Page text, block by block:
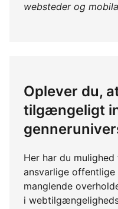
websteder og
Oplever du,
tilgængeligt
Her har du
ansvarlige
manglende
i